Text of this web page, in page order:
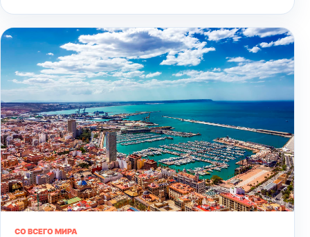
СО ВСЕГО МИРА